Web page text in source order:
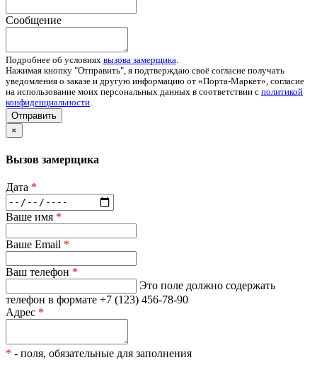
Сообщение
Подробнее об условиях вызова замерщика.
Нажимая кнопку "Отправить", я подтверждаю своё согласие получать
уведомления о заказе и другую информацию от «Порта-Маркет», согласие
на использование моих персональных данных в соответствии с политикой
конфиденциальности.
Отправить
×
Вызов замерщика
Дата *
Ваше имя *
Ваше Email *
Ваш телефон *
Это поле должно содержать
телефон в формате +7 (123) 456-78-90
Адрес *
* - поля, обязательные для заполнения